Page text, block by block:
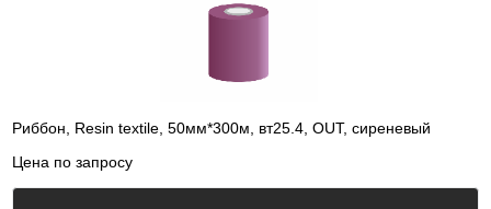
Риббон, Resin textile, 50мм*300м, вт25.4, OUT, сиреневый
Цена по запросу